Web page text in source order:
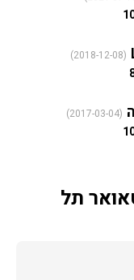
(2018-12-08)
(2017-03-04)
תל